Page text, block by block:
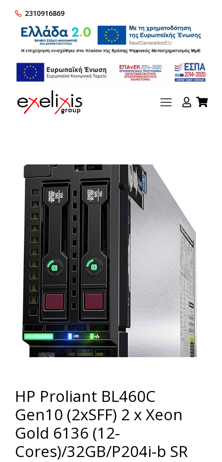
2310916869
HP Proliant BL460C
Gen10 (2xSFF) 2 x Xeon
Gold 6136 (12-
Cores)/32GB/P204i-b SR